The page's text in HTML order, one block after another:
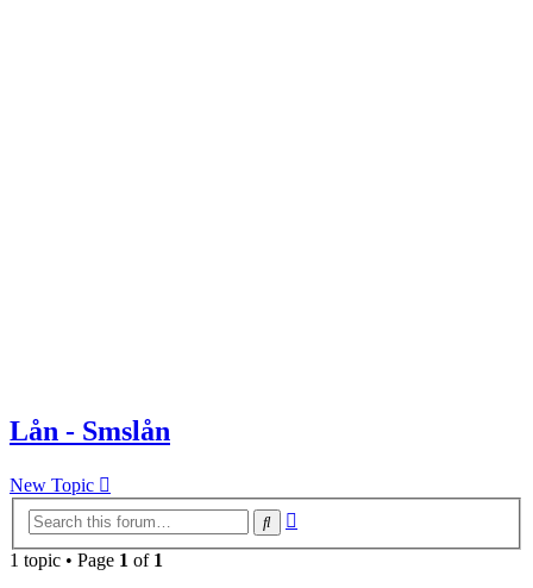
Lån - Smslån
New Topic
Search
1 topic • Page 1 of 1